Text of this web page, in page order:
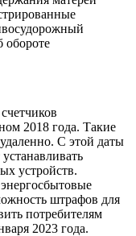
обороте
2018 года. Такие
С этой даты
устройств.
штрафов для
потребителям
2023 года.